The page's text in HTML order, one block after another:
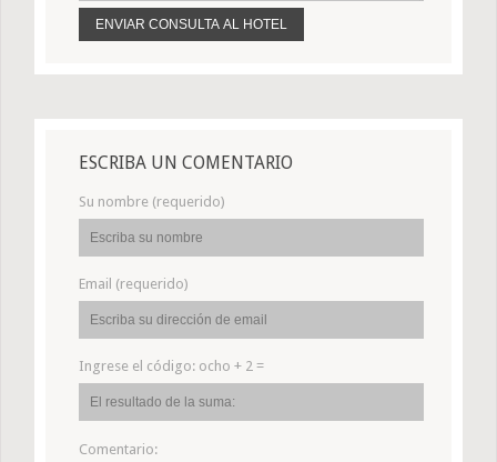
ESCRIBA UN COMENTARIO
Su nombre (requerido)
Email (requerido)
Ingrese el código: ocho + 2 =
Comentario: